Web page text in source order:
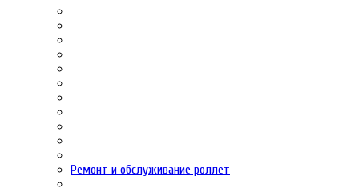
Ремонт и обслуживание роллет